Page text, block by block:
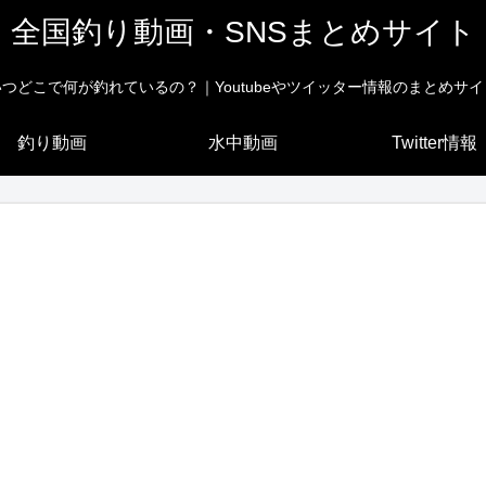
全国釣り動画・SNSまとめサイト
どこで何が釣れているの？｜Youtubeやツイッター情報のまとめサイ
釣り動画 水中動画 Twitter情報